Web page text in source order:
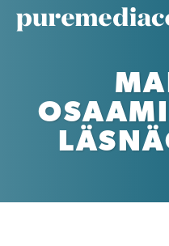
content